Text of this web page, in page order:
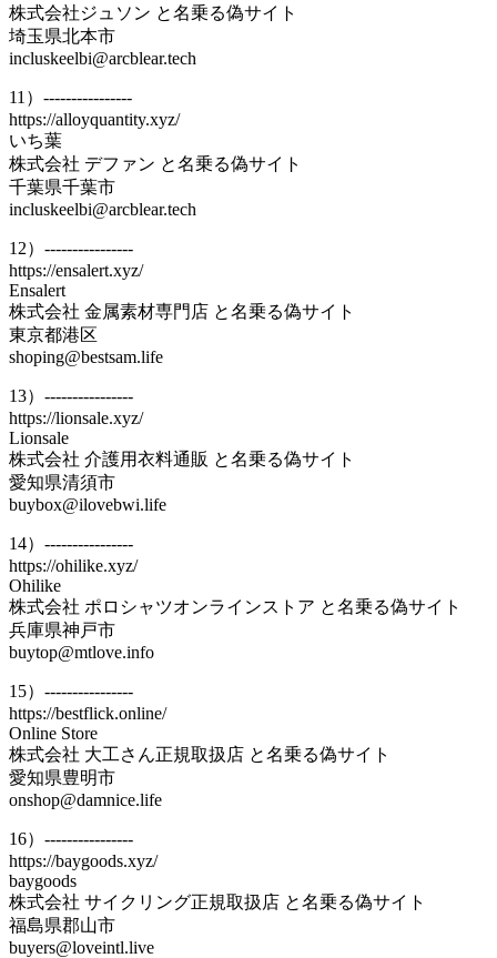
株式会社ジュソン と名乗る偽サイト
埼玉県北本市
incluskeelbi@arcblear.tech
11）----------------
https://alloyquantity.xyz/
いち葉
株式会社 デファン と名乗る偽サイト
千葉県千葉市
incluskeelbi@arcblear.tech
12）----------------
https://ensalert.xyz/
Ensalert
株式会社 金属素材専門店 と名乗る偽サイト
東京都港区
shoping@bestsam.life
13）----------------
https://lionsale.xyz/
Lionsale
株式会社 介護用衣料通販 と名乗る偽サイト
愛知県清須市
buybox@ilovebwi.life
14）----------------
https://ohilike.xyz/
Ohilike
株式会社 ポロシャツオンラインストア と名乗る偽サイト
兵庫県神戸市
buytop@mtlove.info
15）----------------
https://bestflick.online/
Online Store
株式会社 大工さん正規取扱店 と名乗る偽サイト
愛知県豊明市
onshop@damnice.life
16）----------------
https://baygoods.xyz/
baygoods
株式会社 サイクリング正規取扱店 と名乗る偽サイト
福島県郡山市
buyers@loveintl.live